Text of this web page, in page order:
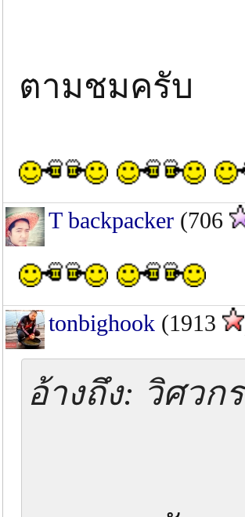
ตามชมครับ
T backpacker (706
tonbighook (1913
อ้างถึง: วิศวก